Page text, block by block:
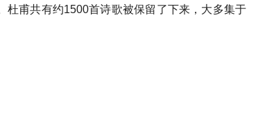
杜甫共有约1500首诗歌被保留了下来，大多集于